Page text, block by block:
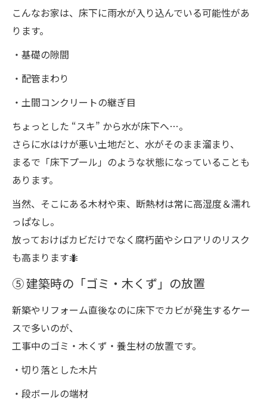
こんなお家は、床下に雨水が入り込んでいる可能性があ
ります。
・基礎の隙間
・配管まわり
・土間コンクリートの継ぎ目
ちょっとした “スキ” から水が床下へ…。
さらに水はけが悪い土地だと、水がそのまま溜まり、
まるで「床下プール」のような状態になっていることも
あります。
当然、そこにある木材や束、断熱材は常に高湿度＆濡れ
っぱなし。
放っておけばカビだけでなく腐朽菌やシロアリのリスク
も高まります🐜
⑤ 建築時の「ゴミ・木くず」の放置
新築やリフォーム直後なのに床下でカビが発生するケー
スで多いのが、
工事中のゴミ・木くず・養生材の放置です。
・切り落とした木片
・段ボールの端材